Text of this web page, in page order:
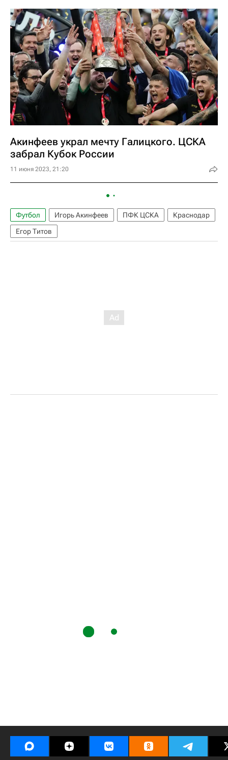
Акинфеев украл мечту Галицкого. ЦСКА
забрал Кубок России
11 июня 2023, 21:20
Футбол Игорь Акинфеев ПФК ЦСКА
Краснодар
Егор Титов